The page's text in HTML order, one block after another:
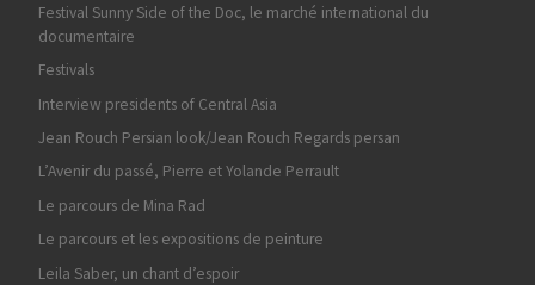
Festival Sunny Side of the Doc, le marché international du
documentaire
Festivals
Interview presidents of Central Asia
Jean Rouch Persian look/Jean Rouch Regards persan
L’Avenir du passé, Pierre et Yolande Perrault
Le parcours de Mina Rad
Le parcours et les expositions de peinture
Leila Saber, un chant d’espoir